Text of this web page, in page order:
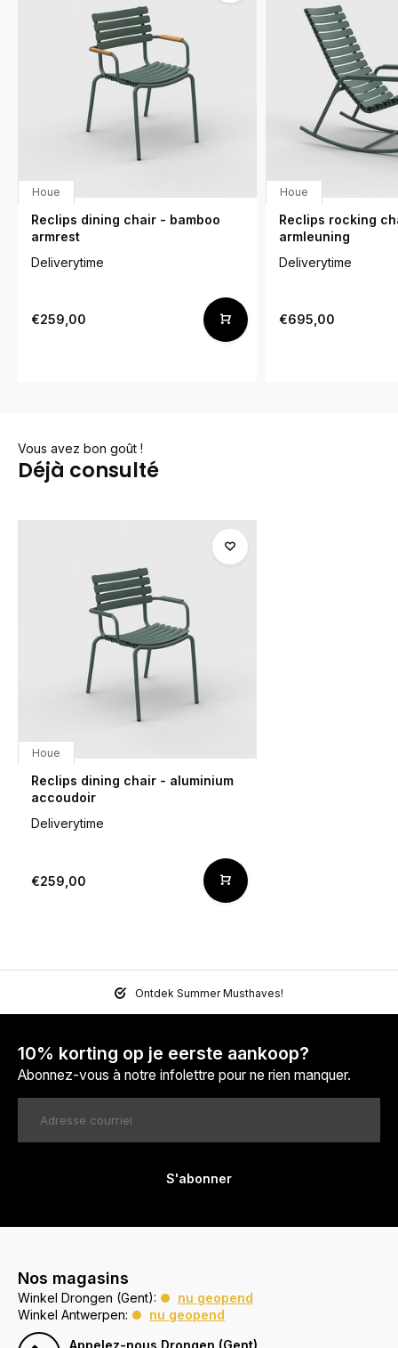
Houe
Reclips dining chair - bamboo
armrest
Deliverytime
€259,00
Houe
Reclips rocking
armleuning
Deliverytime
€695,00
Vous avez bon goût !
Déjà consulté
Houe
Reclips dining chair - aluminium
accoudoir
Deliverytime
€259,00
Ontdek Summer Musthaves!
10% korting op je eerste aankoop?
Abonnez-vous à notre infolettre pour ne rien manquer.
S'abonner
Nos magasins
Winkel Drongen (Gent):
nu geopend
Winkel Antwerpen:
nu geopend